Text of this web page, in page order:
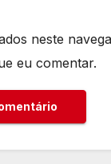
neste
eu comentar.